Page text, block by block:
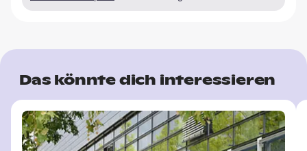
Das könnte dich interessieren